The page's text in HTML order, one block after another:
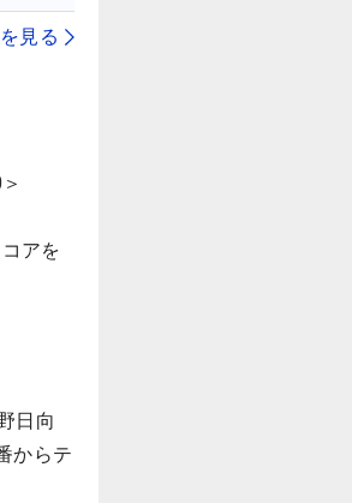
見る
アを
日向
からテ